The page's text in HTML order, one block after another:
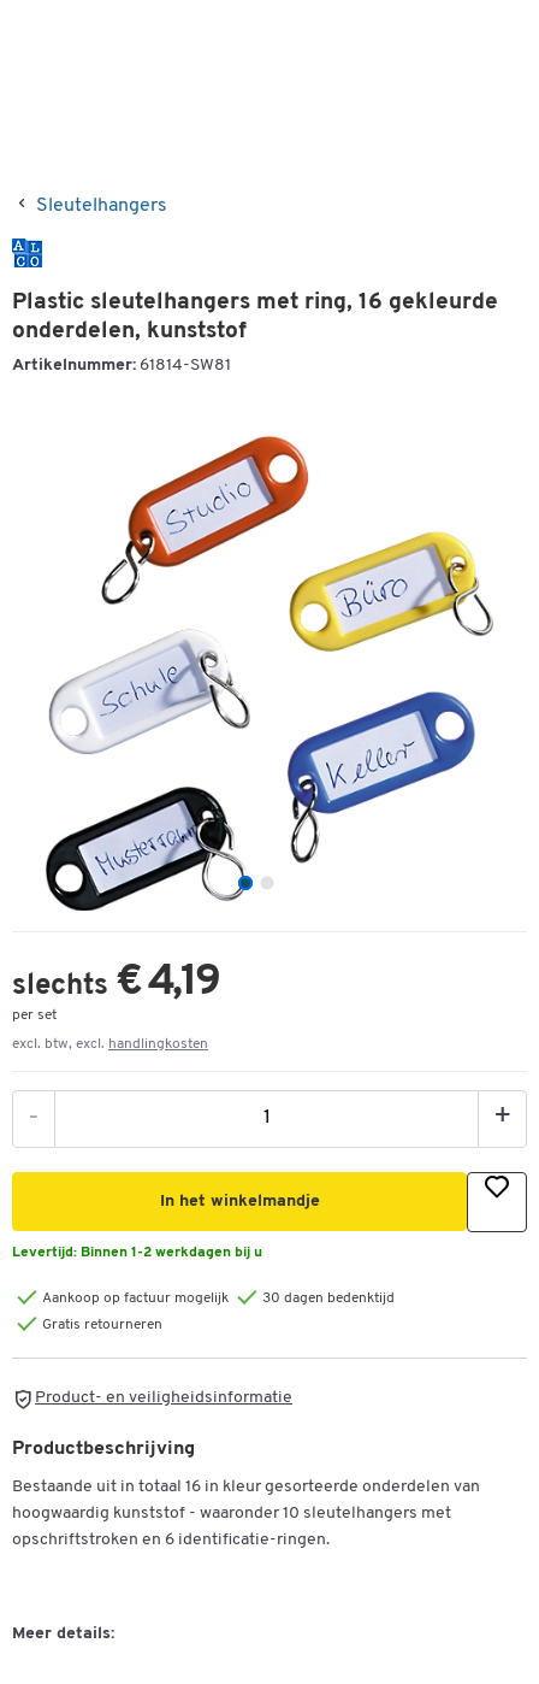
Sleutelhangers
Plastic sleutelhangers met ring, 16 gekleurde
onderdelen, kunststof
Artikelnummer: 61814-SW81
slechts € 4,19
per set
excl. btw, excl. handlingkosten
- +
In het winkelmandje
Levertijd: Binnen 1-2 werkdagen bij u
Aankoop op factuur mogelijk
30 dagen bedenktijd
Gratis retourneren
Product- en veiligheidsinformatie
Productbeschrijving
Bestaande uit in totaal 16 in kleur gesorteerde onderdelen van
hoogwaardig kunststof - waaronder 10 sleutelhangers met
opschriftstroken en 6 identificatie-ringen.
Meer details: